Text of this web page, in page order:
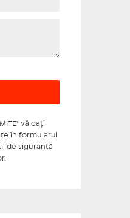
vă daţi
în formularul
de siguranţă